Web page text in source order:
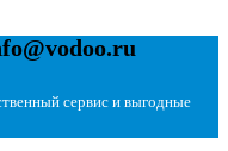
сервис и выгодные